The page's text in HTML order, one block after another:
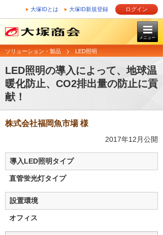
大塚IDとは 大塚ID新規登録 ログイン
メニュー
ソリューション・製品 LED照明
LED照明の導入によって、地球温
暖化防止、CO2排出量の防止に貢
献！
株式会社福岡魚市場 様
2017年12月公開
導入LED照明タイプ
直管蛍光灯タイプ
設置環境
オフィス